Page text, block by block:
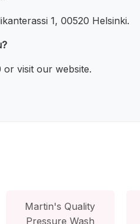
1, 00520 Helsinki.
visit our website.
Martin's Quality
Pressure Wash